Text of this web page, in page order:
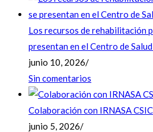
Los recursos de rehabilitación
presentan en el Centro de
junio 10, 2026/
Sin comentarios
Colaboración con IRNASA CSIC
junio 5, 2026/